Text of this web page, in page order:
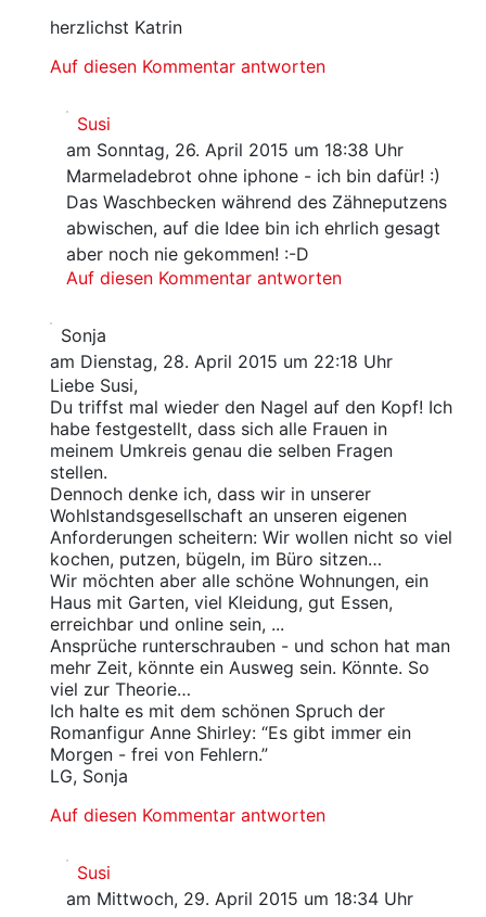
herzlichst Katrin
Auf diesen Kommentar antworten
Susi
am Sonntag, 26. April 2015 um 18:38 Uhr
Marmeladebrot ohne iphone - ich bin dafür! :)
Das Waschbecken während des Zähneputzens
abwischen, auf die Idee bin ich ehrlich gesagt
aber noch nie gekommen! :-D
Auf diesen Kommentar antworten
Sonja
am Dienstag, 28. April 2015 um 22:18 Uhr
Liebe Susi,
Du triffst mal wieder den Nagel auf den Kopf! Ich
habe festgestellt, dass sich alle Frauen in
meinem Umkreis genau die selben Fragen
stellen.
Dennoch denke ich, dass wir in unserer
Wohlstandsgesellschaft an unseren eigenen
Anforderungen scheitern: Wir wollen nicht so viel
kochen, putzen, bügeln, im Büro sitzen…
Wir möchten aber alle schöne Wohnungen, ein
Haus mit Garten, viel Kleidung, gut Essen,
erreichbar und online sein, ...
Ansprüche runterschrauben - und schon hat man
mehr Zeit, könnte ein Ausweg sein. Könnte. So
viel zur Theorie…
Ich halte es mit dem schönen Spruch der
Romanfigur Anne Shirley: “Es gibt immer ein
Morgen - frei von Fehlern.”
LG, Sonja
Auf diesen Kommentar antworten
Susi
am Mittwoch, 29. April 2015 um 18:34 Uhr